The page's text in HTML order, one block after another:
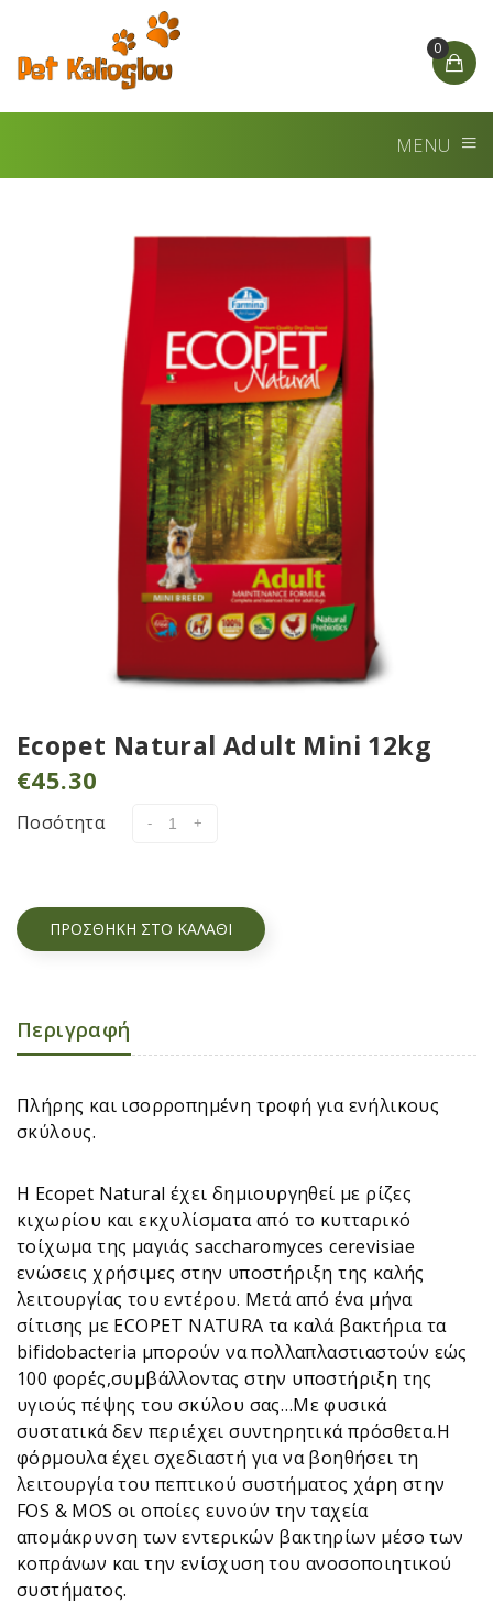
0
MENU
Ecopet Natural Adult Mini 12kg
€45.30
Ποσότητα
ΠΡΟΣΘΉΚΗ ΣΤΟ ΚΑΛΆΘΙ
Περιγραφή
Πλήρης και ισορροπημένη τροφή για ενήλικους
σκύλους.
H Εcopet Natural έχει δημιουργηθεί με ρίζες
κιχωρίου και εκχυλίσματα από το κυτταρικό
τοίχωμα της μαγιάς saccharomyces cerevisiae
ενώσεις χρήσιμες στην υποστήριξη της καλής
λειτουργίας του εντέρου. Μετά από ένα μήνα
σίτισης με ECOPET NATURA τα καλά βακτήρια τα
bifidobacteria μπορούν να πολλαπλαστιαστούν εώς
100 φορές,συμβάλλοντας στην υποστήριξη της
υγιούς πέψης του σκύλου σας…Με φυσικά
συστατικά δεν περιέχει συντηρητικά πρόσθετα.Η
φόρμουλα έχει σχεδιαστή για να βοηθήσει τη
λειτουργία του πεπτικού συστήματος χάρη στην
FOS & MOS οι οποίες ευνούν την ταχεία
απομάκρυνση των εντερικών βακτηρίων μέσο των
κοπράνων και την ενίσχυση του ανοσοποιητικού
συστήματος.